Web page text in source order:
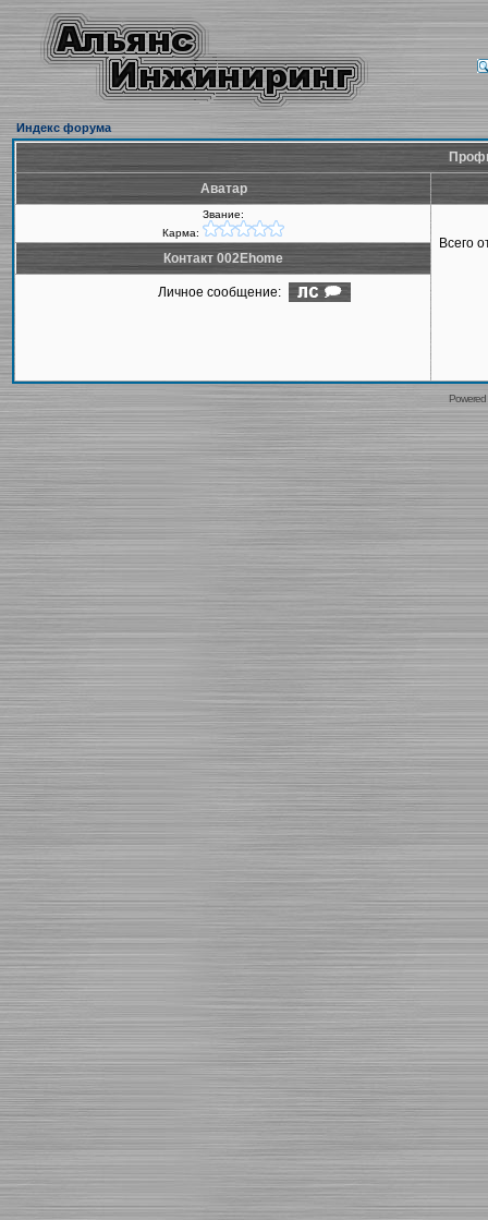
Индекс форума
Аватар
Звание:
Карма:
Всего
Контакт 002Ehome
Личное сообщение: